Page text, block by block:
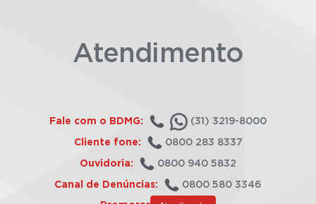
Atendimento
Fale com o BDMG: (31) 3219-8000
Cliente fone: 0800 283 8337
Ouvidoria: 0800 940 5832
Canal de Denúncias: 0800 580 3346